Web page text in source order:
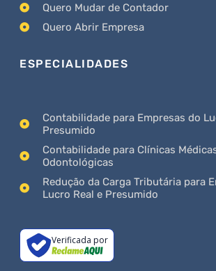
Quero Mudar de Contador
Quero Abrir Empresa
ESPECIALIDADES
Contabilidade para Empresas do
Presumido
Contabilidade para Clínicas
Odontológicas
Redução da Carga Tributária para
Lucro Real e Presumido
Verificada por